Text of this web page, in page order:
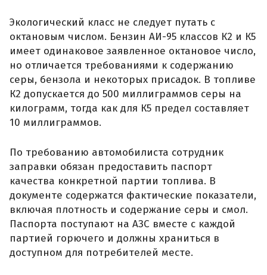
Экологический класс не следует путать с
октановым числом. Бензин АИ-95 классов К2 и К5
имеет одинаковое заявленное октановое число,
но отличается требованиями к содержанию
серы, бензола и некоторых присадок. В топливе
К2 допускается до 500 миллиграммов серы на
килограмм, тогда как для К5 предел составляет
10 миллиграммов.
По требованию автомобилиста сотрудник
заправки обязан предоставить паспорт
качества конкретной партии топлива. В
документе содержатся фактические показатели,
включая плотность и содержание серы и смол.
Паспорта поступают на АЗС вместе с каждой
партией горючего и должны храниться в
доступном для потребителей месте.